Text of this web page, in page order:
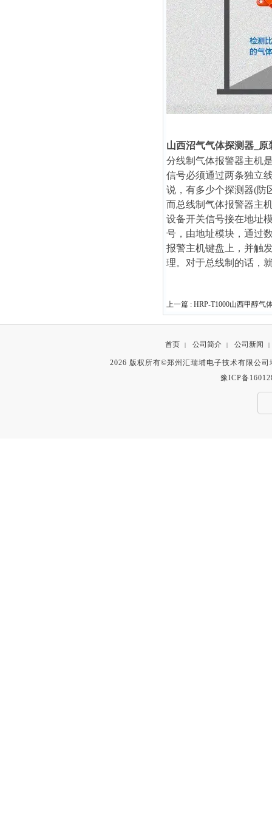
山西沼气气体探测器_原
分线制气体报警器主机
信号必须通过两条独立
说，有多少个探测器(防
而总线制气体报警器主
设备开关信号接在地址
号，由地址模块，通过
报警主机键盘上，并触
理。对于总线制的话，
上一篇 : HRP-T1000山西甲醇气
首页 | 公司简介 | 公司新闻 |
2026 版权所有©郑州汇瑞埔电子技术有限公
豫ICP备